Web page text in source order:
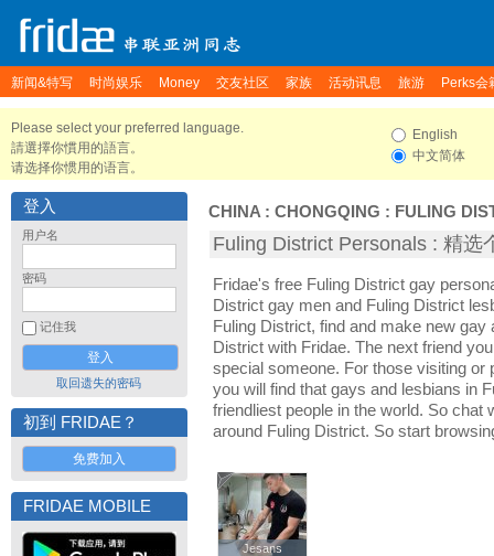
新闻&特写 时尚娱乐 Money 交友社区 家族 活动讯息 旅游 Perks会
Please select your preferred language.
請選擇你慣用的語言。
请选择你惯用的语言。
English
中文简体
登入
用户名
密码
记住我
取回遗失的密码
初到 FRIDAE？
免费加入
FRIDAE MOBILE
CHINA : CHONGQING : FULING
Fuling District Personals : 精选
Fridae's free Fuling District gay
District gay men and Fuling District
Fuling District, find and make new gay
District with Fridae. The next friend
special someone. For those visiting or
you will find that gays and lesbians in
friendliest people in the world. So chat
around Fuling District. So start
Jesans
Jesans